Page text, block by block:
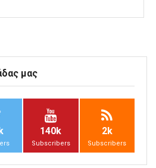
μας
140k
Subscribers
2k
Subscribers